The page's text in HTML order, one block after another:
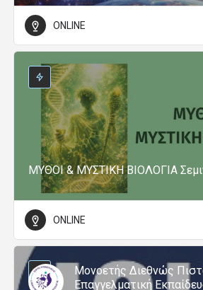
ONLINE
ΜΥΘΟΙ & ΜΥΣΤΙΚΗ ΒΙΟΛΟΓΙΑ
ONLINE
Μονοετής Διεθνώς
Επαγγελματική